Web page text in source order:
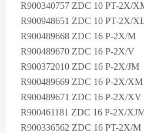
R900340757 ZDC 10 PT-2X/
R900948651 ZDC 10 PT-2X/
R900489668 ZDC 16 P-2X/M
R900489670 ZDC 16 P-2X/V
R900372010 ZDC 16 P-2X/JM
R900489669 ZDC 16 P-2X/XM
R900489671 ZDC 16 P-2X/XV
R900461181 ZDC 16 P-2X/
R900336562 ZDC 16 PT-2X/M